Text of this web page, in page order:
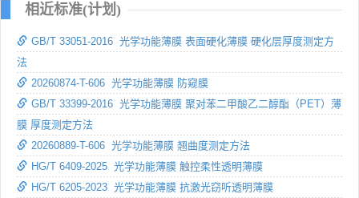
相近标准(计划)
GB/T 33051-2016 光学功能薄膜 表面硬化薄膜 硬化层厚度测定方
法
20260874-T-606 光学功能薄膜 防窥膜
GB/T 33399-2016 光学功能薄膜 聚对苯二甲酸乙二醇酯（PET）薄
膜 厚度测定方法
20260889-T-606 光学功能薄膜 翘曲度测定方法
HG/T 6409-2025 光学功能薄膜 触控柔性透明薄膜
HG/T 6205-2023 光学功能薄膜 抗激光窃听透明薄膜